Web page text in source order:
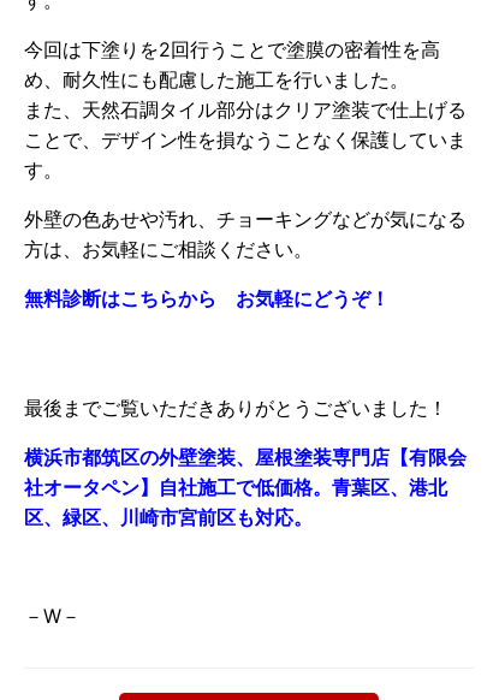
今回は下塗りを2回行うことで塗膜の密着性を高
め、耐久性にも配慮した施工を行いました。
また、天然石調タイル部分はクリア塗装で仕上げる
ことで、デザイン性を損なうことなく保護していま
す。
外壁の色あせや汚れ、チョーキングなどが気になる
方は、お気軽にご相談ください。
無料診断はこちらから お気軽にどうぞ！
最後までご覧いただきありがとうございました！
横浜市都筑区の外壁塗装、屋根塗装専門店【有限会
社オータペン】自社施工で低価格。青葉区、港北
区、緑区、川崎市宮前区も対応。
－W－